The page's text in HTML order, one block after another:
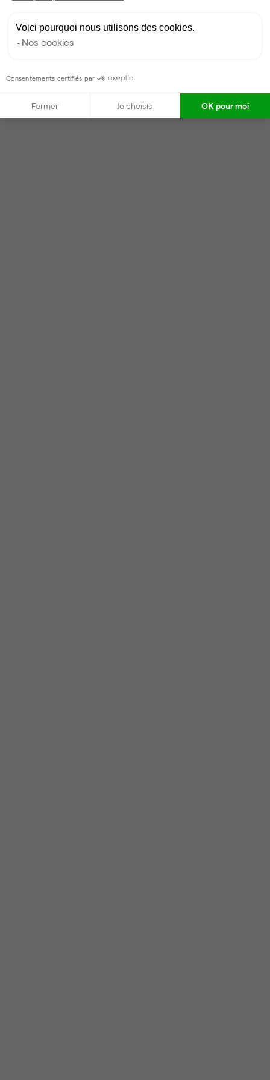
Voici pourquoi nous utilisons des cookies.
Nos cookies
Consentements certifiés par
Fermer Je choisis OK pour moi